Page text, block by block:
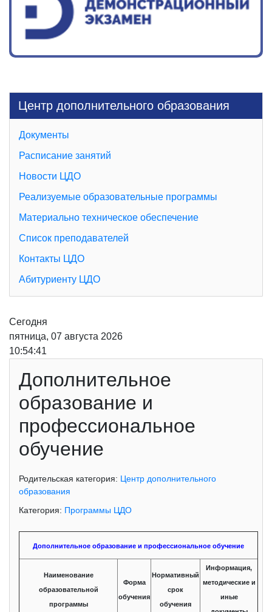
Центр дополнительного образования
Документы
Расписание занятий
Новости ЦДО
Реализуемые образовательные программы
Материально техническое обеспечение
Список преподавателей
Контакты ЦДО
Абитуриенту ЦДО
Сегодня
пятница, 07 августа 2026
10:54:42
Дополнительное
образование и
профессиональное
обучение
Родительская категория: Центр дополнительного
образования
Категория: Программы ЦДО
Дополнительное образование и профессиональное обучение
Наименование
образовательной
программы
Форма
обучения
Нормативный
срок
обучения
Информация,
методические и
иные